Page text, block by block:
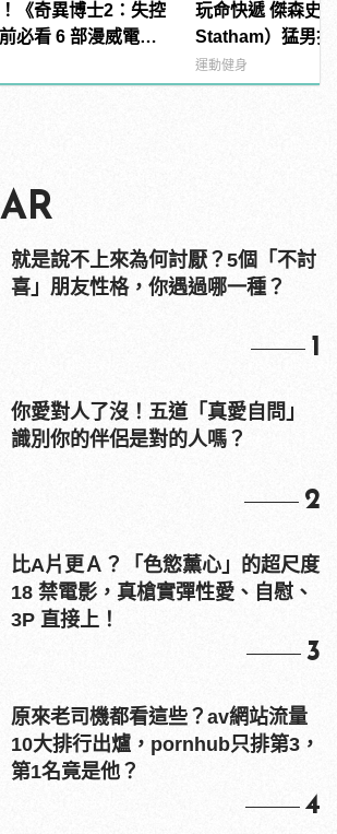
《奇異博士2：失控
必看 6 部漫威電
玩命快遞 傑森史
Statham）猛男
運動健身
就是說不上來為何討厭？5個「不討
喜」朋友性格，你遇過哪一種？
1
你愛對人了沒！五道「真愛自問」
識別你的伴侶是對的人嗎？
2
比A片更Ａ？「色慾薰心」的超尺度
18 禁電影，真槍實彈性愛、自慰、
3P 直接上！
3
原來老司機都看這些？av網站流量
10大排行出爐，pornhub只排第3，
第1名竟是他？
4